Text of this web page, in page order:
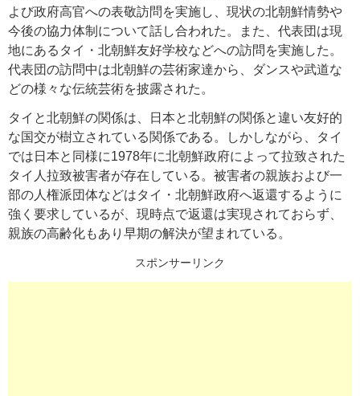
よび政府高官への表敬訪問を実施し、現状の北朝鮮情勢や
今後の協力体制について話し合われた。また、代表団は現
地にあるタイ・北朝鮮友好学校などへの訪問を実施した。
代表団の訪問中は北朝鮮の芸術家達から、ダンスや武道な
どの様々な伝統芸術を披露された。
タイと北朝鮮の関係は、日本と北朝鮮の関係と違い友好的
な国交が樹立されている関係である。しかしながら、タイ
では日本と同様に1978年に北朝鮮政府によって拉致された
タイ人拉致被害者が存在している。被害者の親族および一
部の人権派団体などはタイ・北朝鮮政府へ返還するように
強く要求しているが、現時点で返還は実現されておらず、
親族の高齢化もあり早期の解決が望まれている。
スポンサーリンク